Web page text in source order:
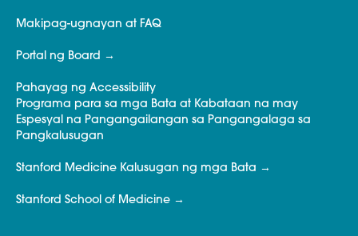
Makipag-ugnayan at FAQ
Portal ng Board
Pahayag ng Accessibility
Programa para sa mga Bata at Kabataan na may
Espesyal na Pangangailangan sa Pangangalaga sa
Pangkalusugan
Stanford Medicine Kalusugan ng mga Bata
Stanford School of Medicine